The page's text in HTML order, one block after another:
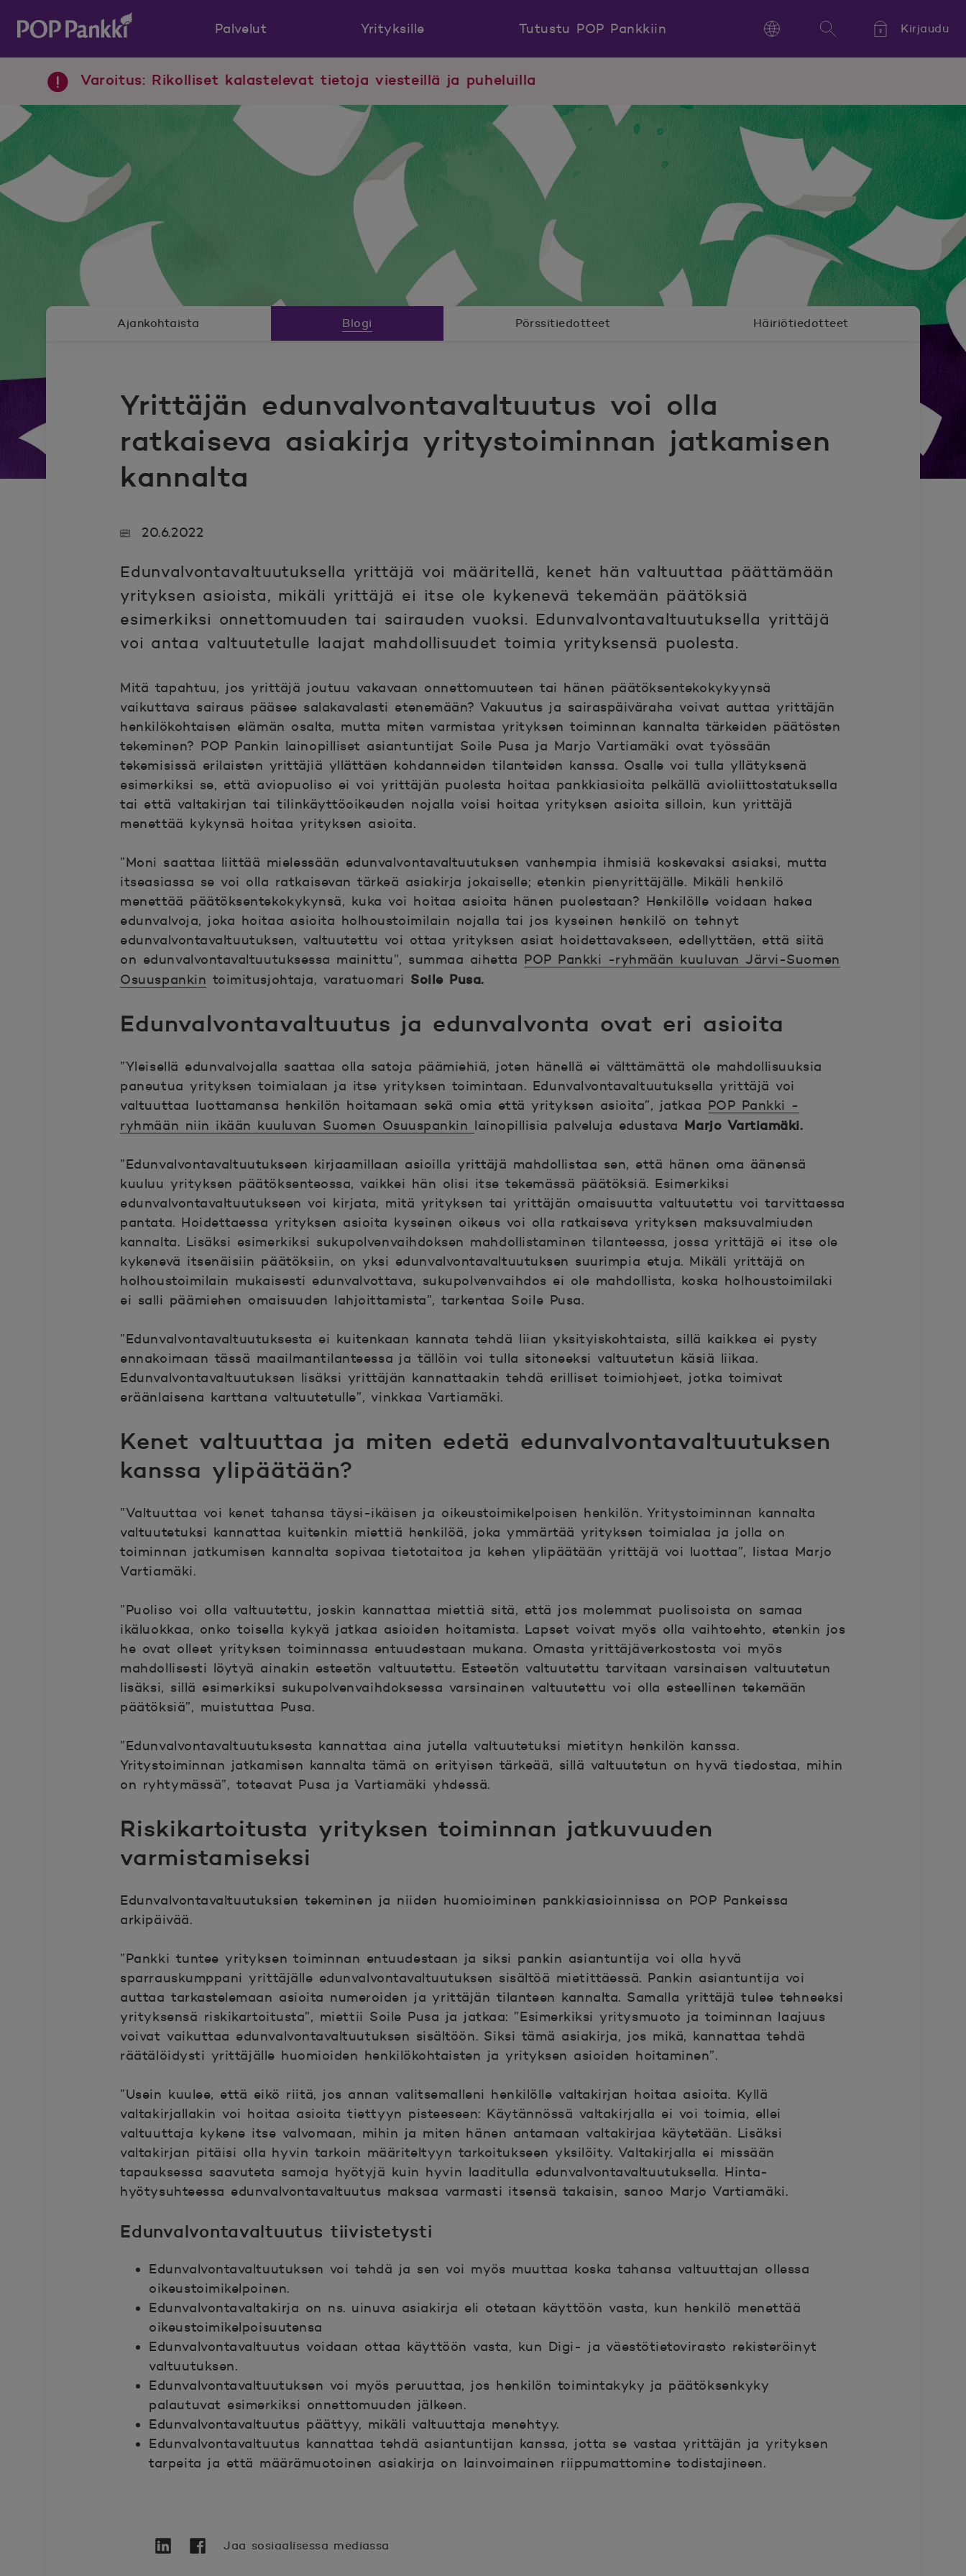
POP Pankki, etusivulle
Palvelut Yrityksille
Tutustu POP Pankkiin
Kieli,
Language
Language Hae
Kirjaudu
Varoitus: Rikolliset kalastelevat tietoja viesteillä ja puheluilla
Yrittäjän edunvalvontavaltuutus voi olla
ratkaiseva asiakirja yritystoiminnan jatkamisen
kannalta
Ajankohtaista Blogi Pörssitiedotteet Häiriötiedotteet
20.6.2022
Edunvalvontavaltuutuksella yrittäjä voi määritellä, kenet hän valtuuttaa päättämään
yrityksen asioista, mikäli yrittäjä ei itse ole kykenevä tekemään päätöksiä
esimerkiksi onnettomuuden tai sairauden vuoksi. Edunvalvontavaltuutuksella yrittäjä
voi antaa valtuutetulle laajat mahdollisuudet toimia yrityksensä puolesta.
Mitä tapahtuu, jos yrittäjä joutuu vakavaan onnettomuuteen tai hänen päätöksentekokykyynsä
vaikuttava sairaus pääsee salakavalasti etenemään? Vakuutus ja sairaspäiväraha voivat auttaa yrittäjän
henkilökohtaisen elämän osalta, mutta miten varmistaa yrityksen toiminnan kannalta tärkeiden päätösten
tekeminen? POP Pankin lainopilliset asiantuntijat Soile Pusa ja Marjo Vartiamäki ovat työssään
tekemisissä erilaisten yrittäjiä yllättäen kohdanneiden tilanteiden kanssa. Osalle voi tulla yllätyksenä
esimerkiksi se, että aviopuoliso ei voi yrittäjän puolesta hoitaa pankkiasioita pelkällä avioliittostatuksella
tai että valtakirjan tai tilinkäyttöoikeuden nojalla voisi hoitaa yrityksen asioita silloin, kun yrittäjä
menettää kykynsä hoitaa yrityksen asioita.
”Moni saattaa liittää mielessään edunvalvontavaltuutuksen vanhempia ihmisiä koskevaksi asiaksi, mutta
itseasiassa se voi olla ratkaisevan tärkeä asiakirja jokaiselle; etenkin pienyrittäjälle. Mikäli henkilö
menettää päätöksentekokykynsä, kuka voi hoitaa asioita hänen puolestaan? Henkilölle voidaan hakea
edunvalvoja, joka hoitaa asioita holhoustoimilain nojalla tai jos kyseinen henkilö on tehnyt
edunvalvontavaltuutuksen, valtuutettu voi ottaa yrityksen asiat hoidettavakseen, edellyttäen, että siitä
on edunvalvontavaltuutuksessa mainittu”, summaa aihetta POP Pankki -ryhmään kuuluvan Järvi-Suomen
Osuuspankin toimitusjohtaja, varatuomari Soile Pusa.
Edunvalvontavaltuutus ja edunvalvonta ovat eri asioita
”Yleisellä edunvalvojalla saattaa olla satoja päämiehiä, joten hänellä ei välttämättä ole mahdollisuuksia
paneutua yrityksen toimialaan ja itse yrityksen toimintaan. Edunvalvontavaltuutuksella yrittäjä voi
valtuuttaa luottamansa henkilön hoitamaan sekä omia että yrityksen asioita”, jatkaa POP Pankki -
ryhmään niin ikään kuuluvan Suomen Osuuspankin lainopillisia palveluja edustava Marjo Vartiamäki.
”Edunvalvontavaltuutukseen kirjaamillaan asioilla yrittäjä mahdollistaa sen, että hänen oma äänensä
kuuluu yrityksen päätöksenteossa, vaikkei hän olisi itse tekemässä päätöksiä. Esimerkiksi
edunvalvontavaltuutukseen voi kirjata, mitä yrityksen tai yrittäjän omaisuutta valtuutettu voi tarvittaessa
pantata. Hoidettaessa yrityksen asioita kyseinen oikeus voi olla ratkaiseva yrityksen maksuvalmiuden
kannalta. Lisäksi esimerkiksi sukupolvenvaihdoksen mahdollistaminen tilanteessa, jossa yrittäjä ei itse ole
kykenevä itsenäisiin päätöksiin, on yksi edunvalvontavaltuutuksen suurimpia etuja. Mikäli yrittäjä on
holhoustoimilain mukaisesti edunvalvottava, sukupolvenvaihdos ei ole mahdollista, koska holhoustoimilaki
ei salli päämiehen omaisuuden lahjoittamista”, tarkentaa Soile Pusa.
”Edunvalvontavaltuutuksesta ei kuitenkaan kannata tehdä liian yksityiskohtaista, sillä kaikkea ei pysty
ennakoimaan tässä maailmantilanteessa ja tällöin voi tulla sitoneeksi valtuutetun käsiä liikaa.
Edunvalvontavaltuutuksen lisäksi yrittäjän kannattaakin tehdä erilliset toimiohjeet, jotka toimivat
eräänlaisena karttana valtuutetulle”, vinkkaa Vartiamäki.
Kenet valtuuttaa ja miten edetä edunvalvontavaltuutuksen
kanssa ylipäätään?
”Valtuuttaa voi kenet tahansa täysi-ikäisen ja oikeustoimikelpoisen henkilön. Yritystoiminnan kannalta
valtuutetuksi kannattaa kuitenkin miettiä henkilöä, joka ymmärtää yrityksen toimialaa ja jolla on
toiminnan jatkumisen kannalta sopivaa tietotaitoa ja kehen ylipäätään yrittäjä voi luottaa”, listaa Marjo
Vartiamäki.
”Puoliso voi olla valtuutettu, joskin kannattaa miettiä sitä, että jos molemmat puolisoista on samaa
ikäluokkaa, onko toisella kykyä jatkaa asioiden hoitamista. Lapset voivat myös olla vaihtoehto, etenkin jos
he ovat olleet yrityksen toiminnassa entuudestaan mukana. Omasta yrittäjäverkostosta voi myös
mahdollisesti löytyä ainakin esteetön valtuutettu. Esteetön valtuutettu tarvitaan varsinaisen valtuutetun
lisäksi, sillä esimerkiksi sukupolvenvaihdoksessa varsinainen valtuutettu voi olla esteellinen tekemään
päätöksiä”, muistuttaa Pusa.
”Edunvalvontavaltuutuksesta kannattaa aina jutella valtuutetuksi mietityn henkilön kanssa.
Yritystoiminnan jatkamisen kannalta tämä on erityisen tärkeää, sillä valtuutetun on hyvä tiedostaa, mihin
on ryhtymässä”, toteavat Pusa ja Vartiamäki yhdessä.
Riskikartoitusta yrityksen toiminnan jatkuvuuden
varmistamiseksi
Edunvalvontavaltuutuksien tekeminen ja niiden huomioiminen pankkiasioinnissa on POP Pankeissa
arkipäivää.
”Pankki tuntee yrityksen toiminnan entuudestaan ja siksi pankin asiantuntija voi olla hyvä
sparrauskumppani yrittäjälle edunvalvontavaltuutuksen sisältöä mietittäessä. Pankin asiantuntija voi
auttaa tarkastelemaan asioita numeroiden ja yrittäjän tilanteen kannalta. Samalla yrittäjä tulee tehneeksi
yrityksensä riskikartoitusta”, miettii Soile Pusa ja jatkaa: ”Esimerkiksi yritysmuoto ja toiminnan laajuus
voivat vaikuttaa edunvalvontavaltuutuksen sisältöön. Siksi tämä asiakirja, jos mikä, kannattaa tehdä
räätälöidysti yrittäjälle huomioiden henkilökohtaisten ja yrityksen asioiden hoitaminen”.
”Usein kuulee, että eikö riitä, jos annan valitsemalleni henkilölle valtakirjan hoitaa asioita. Kyllä
valtakirjallakin voi hoitaa asioita tiettyyn pisteeseen: Käytännössä valtakirjalla ei voi toimia, ellei
valtuuttaja kykene itse valvomaan, mihin ja miten hänen antamaan valtakirjaa käytetään. Lisäksi
valtakirjan pitäisi olla hyvin tarkoin määriteltyyn tarkoitukseen yksilöity. Valtakirjalla ei missään
tapauksessa saavuteta samoja hyötyjä kuin hyvin laaditulla edunvalvontavaltuutuksella. Hinta-
hyötysuhteessa edunvalvontavaltuutus maksaa varmasti itsensä takaisin, sanoo Marjo Vartiamäki.
Edunvalvontavaltuutus tiivistetysti
Edunvalvontavaltuutuksen voi tehdä ja sen voi myös muuttaa koska tahansa valtuuttajan ollessa
oikeustoimikelpoinen.
Edunvalvontavaltakirja on ns. uinuva asiakirja eli otetaan käyttöön vasta, kun henkilö menettää
oikeustoimikelpoisuutensa
Edunvalvontavaltuutus voidaan ottaa käyttöön vasta, kun Digi- ja väestötietovirasto rekisteröinyt
valtuutuksen.
Edunvalvontavaltuutuksen voi myös peruuttaa, jos henkilön toimintakyky ja päätöksenkyky
palautuvat esimerkiksi onnettomuuden jälkeen.
Edunvalvontavaltuutus päättyy, mikäli valtuuttaja menehtyy.
Edunvalvontavaltuutus kannattaa tehdä asiantuntijan kanssa, jotta se vastaa yrittäjän ja yrityksen
tarpeita ja että määrämuotoinen asiakirja on lainvoimainen riippumattomine todistajineen.
Jaa sosiaalisessa mediassa